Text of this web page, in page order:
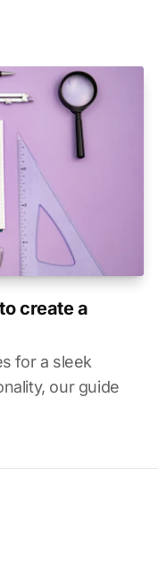
create a
for a sleek
our guide